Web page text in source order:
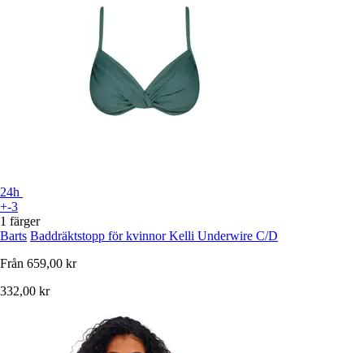
24h
+-3
1 färger
Barts Baddräktstopp för kvinnor Kelli Underwire C/D
Från 659,00 kr
332,00 kr